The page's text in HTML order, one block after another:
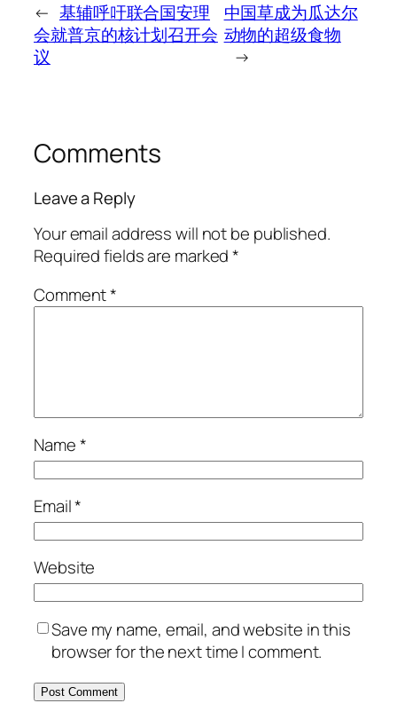
← 基辅呼吁联合国安理
会就普京的核计划召开会
议
中国草成为瓜达尔
动物的超级食物
→
Comments
Leave a Reply
Your email address will not be published.
Required fields are marked*
Comment*
Name*
Email*
Website
Save my name, email, and website in this
browser for the next time I comment.